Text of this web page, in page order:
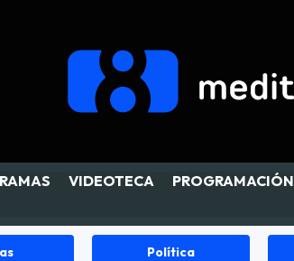
VIDEOTECA PROGRAMACIÓN
Política